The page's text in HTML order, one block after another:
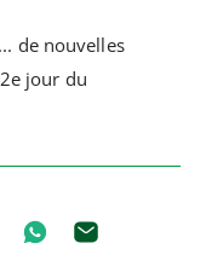
de nouvelles
jour du